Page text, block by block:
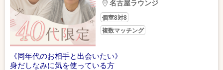
名古屋ラウンジ
個室8対8
複数マッチング
《同年代のお相手と出会いたい》
身だしなみに気を使っている方